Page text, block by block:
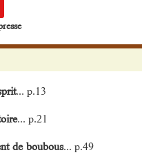
... p.13
... p.21
de boubous... p.49